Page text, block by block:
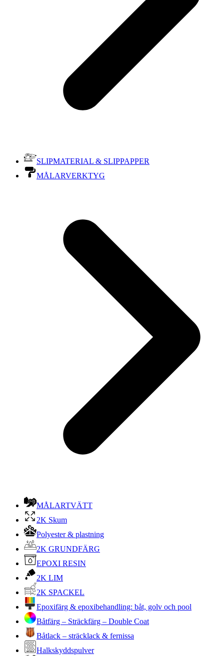
SLIPMATERIAL & SLIPPAPPER
MÅLARVERKTYG
MÅLARTVÄTT
2K Skum
Polyester & plastning
2K GRUNDFÄRG
EPOXI RESIN
2K LIM
2K SPACKEL
Epoxifärg & epoxibehandling: båt, golv och pool
Båtfärg – Sträckfärg – Double Coat
Båtlack – sträcklack & fernissa
Halkskyddspulver